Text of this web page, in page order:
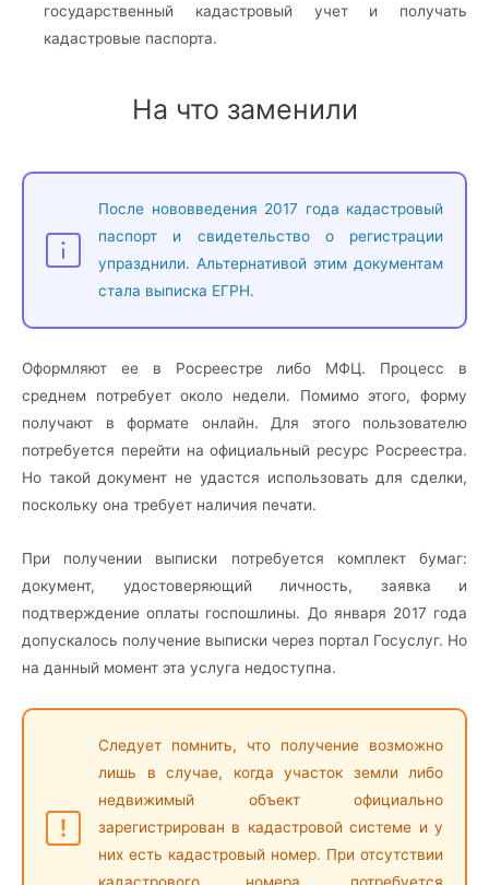
государственный кадастровый учет и получать
кадастровые паспорта.
На что заменили
После нововведения 2017 года кадастровый
паспорт и свидетельство о регистрации
упразднили. Альтернативой этим документам
стала выписка ЕГРН.
Оформляют ее в Росреестре либо МФЦ. Процесс в
среднем потребует около недели. Помимо этого, форму
получают в формате онлайн. Для этого пользователю
потребуется перейти на официальный ресурс Росреестра.
Но такой документ не удастся использовать для сделки,
поскольку она требует наличия печати.
При получении выписки потребуется комплект бумаг:
документ, удостоверяющий личность, заявка и
подтверждение оплаты госпошлины. До января 2017 года
допускалось получение выписки через портал Госуслуг. Но
на данный момент эта услуга недоступна.
Следует помнить, что получение возможно
лишь в случае, когда участок земли либо
недвижимый объект официально
зарегистрирован в кадастровой системе и у
них есть кадастровый номер. При отсутствии